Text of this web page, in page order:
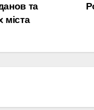
та
міста